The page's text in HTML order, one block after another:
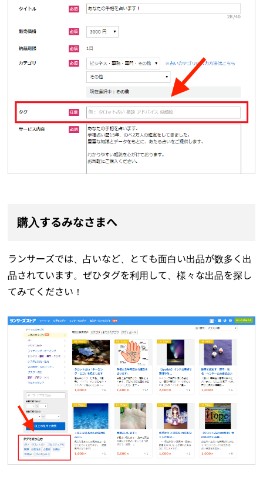
購入するみなさまへ
ランサーズでは、占いなど、とても面白い出品が数多く出
品されています。ぜひタグを利用して、様々な出品を探し
てみてください！